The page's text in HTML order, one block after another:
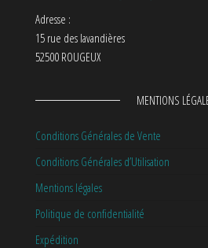
Adresse :
15 rue des lavandières
52500 ROUGEUX
MENTIONS
Conditions Générales de Vente
Conditions Générales d’Utilisation
Mentions légales
Politique de confidentialité
Expédition